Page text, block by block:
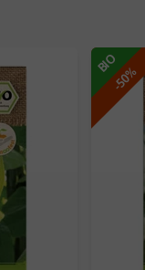
-50%
BIO